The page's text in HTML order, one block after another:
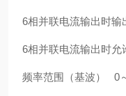
6相并联电流输出时
6相并联电流输出时
频率范围（基波） 0